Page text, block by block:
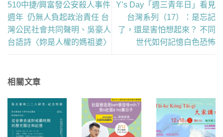
510中捷/興富發公安殺人事件
週年 仍無人負起政治責任 台
灣公民社會共同聲明、吳豪人
台語詩〈妳是人權的媽祖婆〉
Y’s Day「週三青年日」看見
台灣系列（17）：是忘記
了，還是害怕想起來？ 不同
世代如何記憶白色恐怖
相關文章